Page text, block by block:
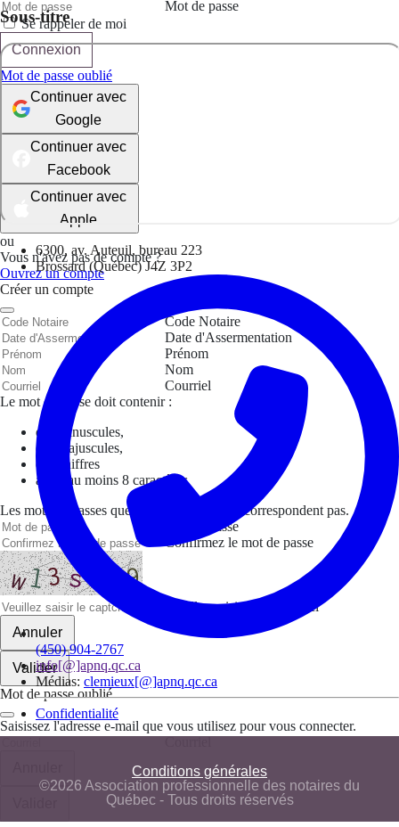
Sous-titre
6300, av. Auteuil, bureau 223
Brossard (Québec) J4Z 3P2
(450) 904-2767
info[@]apnq.qc.ca
Médias: clemieux[@]apnq.qc.ca
Confidentialité
Conditions générales
©2026 Association professionnelle des notaires du
Québec - Tous droits réservés
Mot de passe
Se rappeler de moi
Connexion
Mot de passe oublié
Continuer avec
Google
Continuer avec
Facebook
Continuer avec
Apple
ou
Vous n'avez pas de compte ?
Ouvrez un compte
Créer un compte
Code Notaire
Date d'Assermentation
Prénom
Nom
Courriel
Le mot de passe doit contenir :
des minuscules,
des majuscules,
des chiffres
avoir au moins 8 caractères
Les mots de passes que vous avez saisis ne correspondent pas.
Mot de passe
Confirmez le mot de passe
Veuillez saisir le captcha ici
Annuler
Valider
Mot de passe oublié
Saisissez l'adresse e-mail que vous utilisez pour vous connecter.